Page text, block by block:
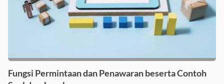
Fungsi Permintaan dan Penawaran beserta Contoh